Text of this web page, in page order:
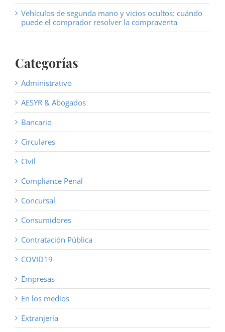
Vehículos de segunda mano y vicios ocultos: cuándo
puede el comprador resolver la compraventa
Categorías
Administrativo
AESYR & Abogados
Bancario
Circulares
Civil
Compliance Penal
Concursal
Consumidores
Contratación Pública
COVID19
Empresas
En los medios
Extranjería